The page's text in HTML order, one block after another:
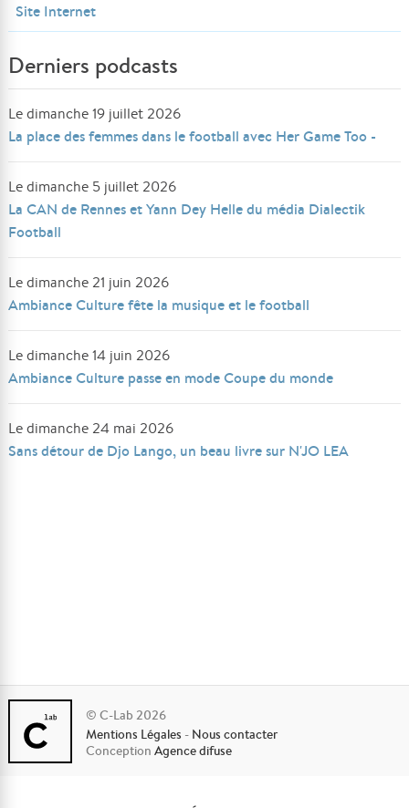
Site Internet
Derniers podcasts
Le dimanche 19 juillet 2026
La place des femmes dans le football avec Her Game Too -
Le dimanche 5 juillet 2026
La CAN de Rennes et Yann Dey Helle du média Dialectik
Football
Le dimanche 21 juin 2026
Ambiance Culture fête la musique et le football
Le dimanche 14 juin 2026
Ambiance Culture passe en mode Coupe du monde
Le dimanche 24 mai 2026
Sans détour de Djo Lango, un beau livre sur N'JO LEA
© C-Lab 2026
Mentions Légales - Nous contacter
ConceptionAgence difuse